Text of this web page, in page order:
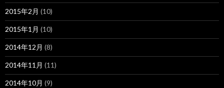
2015年2月 (10)
2015年1月 (10)
2014年12月 (8)
2014年11月 (11)
2014年10月 (9)